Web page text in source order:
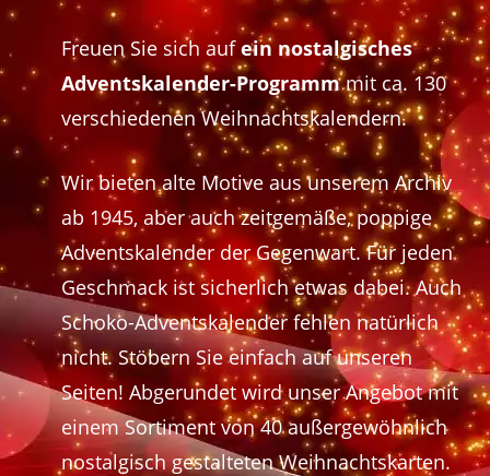
Freuen Sie sich aufein nostalgisches
Adventskalender-Programmmit ca. 130
verschiedenen Weihnachtskalendern.
Wir bieten alte Motive aus unserem Archiv
ab 1945, aber auch zeitgemäße, poppige
Adventskalender der Gegenwart. Für jeden
Geschmack ist sicherlich etwas dabei. Auch
Schoko-Adventskalender fehlen natürlich
nicht. Stöbern Sie einfach auf unseren
Seiten! Abgerundet wird unser Angebot mit
einem Sortiment von 40 außergewöhnlich
nostalgisch gestalteten Weihnachtskarten.